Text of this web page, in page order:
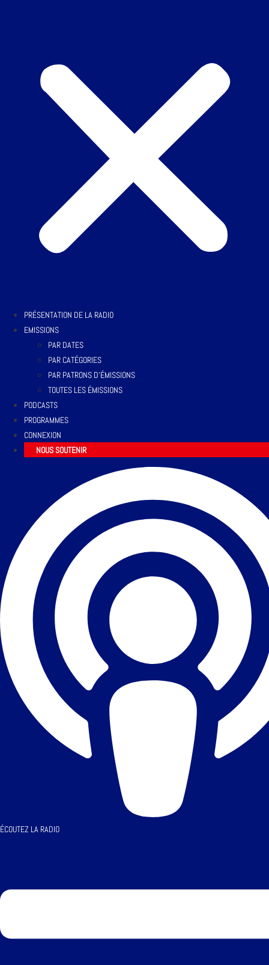
PRÉSENTATION DE LA RADIO
EMISSIONS
PAR DATES
PAR CATÉGORIES
PAR PATRONS D’ÉMISSIONS
TOUTES LES ÉMISSIONS
PODCASTS
PROGRAMMES
CONNEXION
NOUS SOUTENIR
ÉCOUTEZ LA RADIO